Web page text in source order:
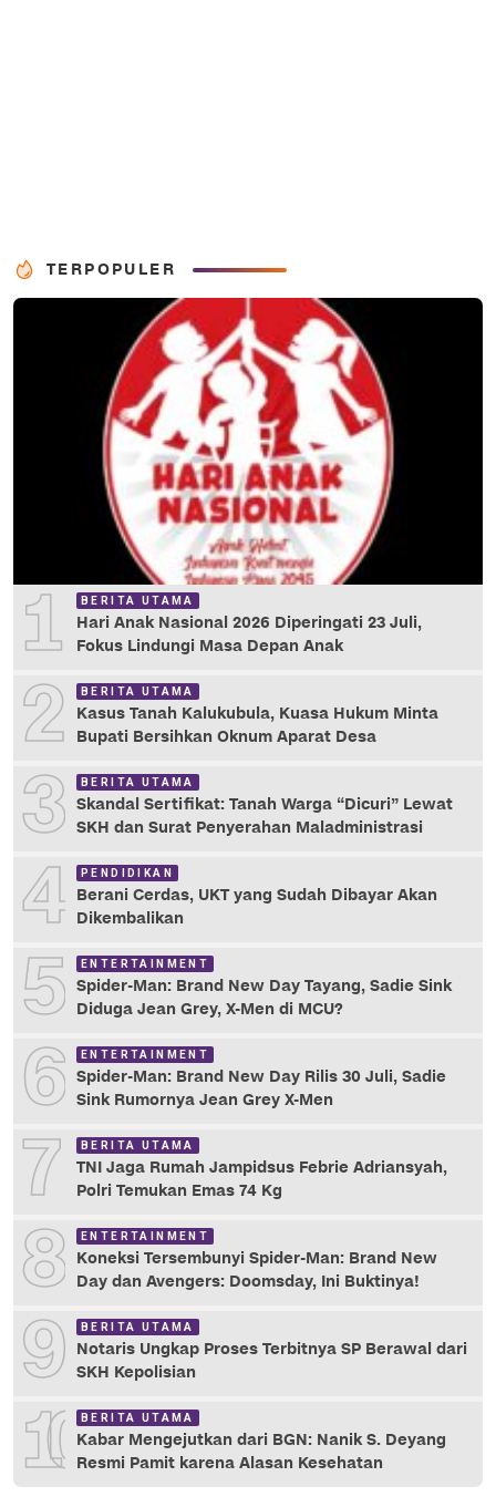
TERPOPULER
1 BERITA UTAMA
Hari Anak Nasional 2026 Diperingati 23 Juli,
Fokus Lindungi Masa Depan Anak
2 BERITA UTAMA
Kasus Tanah Kalukubula, Kuasa Hukum Minta
Bupati Bersihkan Oknum Aparat Desa
3 BERITA UTAMA
Skandal Sertifikat: Tanah Warga “Dicuri” Lewat
SKH dan Surat Penyerahan Maladministrasi
4 PENDIDIKAN
Berani Cerdas, UKT yang Sudah Dibayar Akan
Dikembalikan
5 ENTERTAINMENT
Spider-Man: Brand New Day Tayang, Sadie Sink
Diduga Jean Grey, X-Men di MCU?
6 ENTERTAINMENT
Spider-Man: Brand New Day Rilis 30 Juli, Sadie
Sink Rumornya Jean Grey X-Men
7 BERITA UTAMA
TNI Jaga Rumah Jampidsus Febrie Adriansyah,
Polri Temukan Emas 74 Kg
8 ENTERTAINMENT
Koneksi Tersembunyi Spider-Man: Brand New
Day dan Avengers: Doomsday, Ini Buktinya!
9 BERITA UTAMA
Notaris Ungkap Proses Terbitnya SP Berawal dari
SKH Kepolisian
10 BERITA UTAMA
Kabar Mengejutkan dari BGN: Nanik S. Deyang
Resmi Pamit karena Alasan Kesehatan